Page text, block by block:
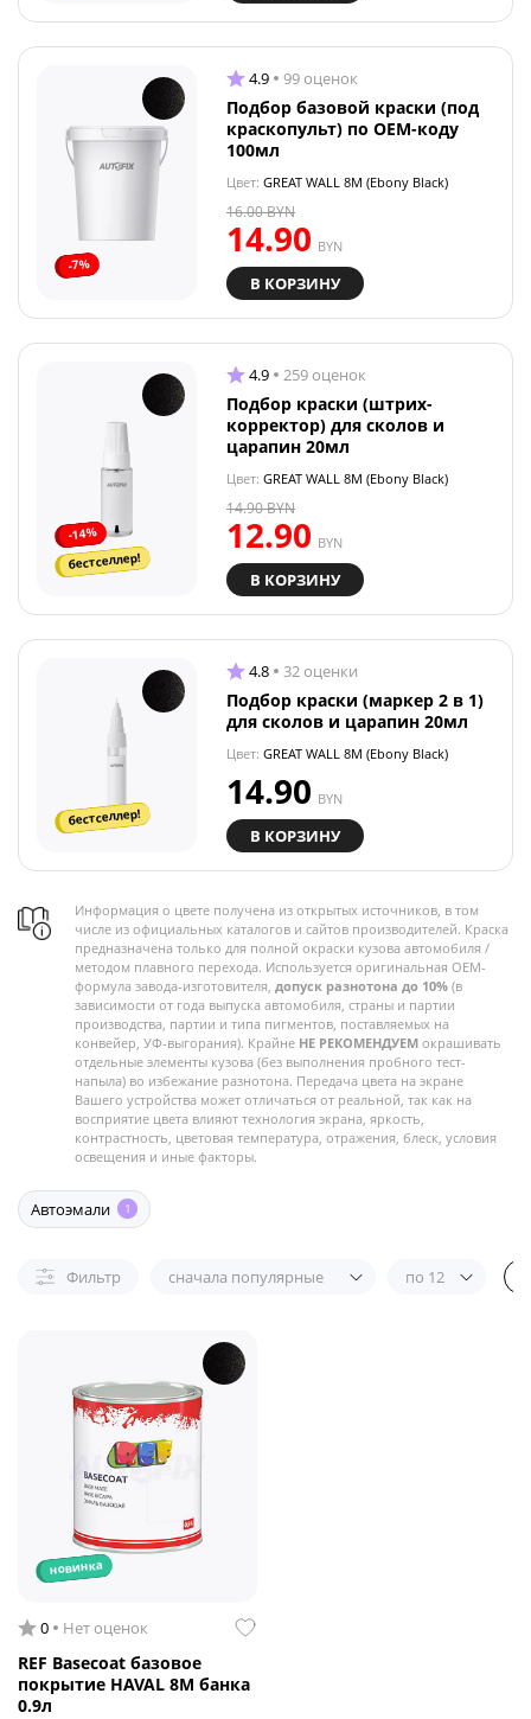
-7%
4.9 99 оценок
Подбор базовой краски (под
краскопульт) по OEM-коду
100мл
Цвет: GREAT WALL 8M (Ebony Black)
14.90 BYN
16.00BYN
В КОРЗИНУ
-14%
бестселлер!
4.9 259 оценок
Подбор краски (штрих-
корректор) для сколов и
царапин 20мл
Цвет: GREAT WALL 8M (Ebony Black)
12.90 BYN
14.90BYN
В КОРЗИНУ
бестселлер!
4.8 32 оценки
Подбор краски (маркер 2 в 1)
для сколов и царапин 20мл
Цвет: GREAT WALL 8M (Ebony Black)
14.90 BYN
В КОРЗИНУ
Информация о цвете получена из открытых источников, в том
числе из официальных каталогов и сайтов производителей. Краска
предназначена только для полной окраски кузова автомобиля /
методом плавного перехода. Используется оригинальная OEM-
формула завода-изготовителя, допуск разнотона до 10% (в
зависимости от года выпуска автомобиля, страны и партии
производства, партии и типа пигментов, поставляемых на
конвейер, УФ-выгорания). Крайне НЕ РЕКОМЕНДУЕМ окрашивать
отдельные элементы кузова (без выполнения пробного тест-
напыла) во избежание разнотона. Передача цвета на экране
Вашего устройства может отличаться от реальной, так как на
восприятие цвета влияют технология экрана, яркость,
контрастность, цветовая температура, отражения, блеск, условия
освещения и иные факторы.
Автоэмали 1
Фильтр сначала популярные по 12
новинка
0 Нет оценок
REF Basecoat базовое
покрытие HAVAL 8M банка
0.9л